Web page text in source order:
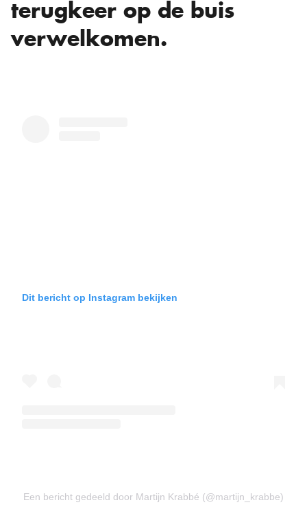
terugkeer op de buis
verwelkomen.
Dit bericht op Instagram bekijken
Een bericht gedeeld door Martijn Krabbé (@martijn_krabbe)